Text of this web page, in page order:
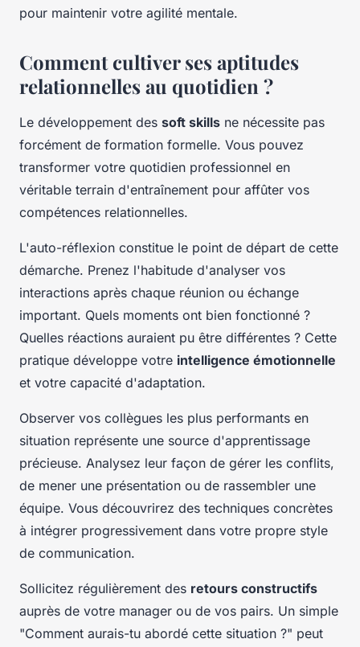
pour maintenir votre agilité mentale.
Comment cultiver ses aptitudes
relationnelles au quotidien ?
Le développement des soft skills ne nécessite pas
forcément de formation formelle. Vous pouvez
transformer votre quotidien professionnel en
véritable terrain d'entraînement pour affûter vos
compétences relationnelles.
L'auto-réflexion constitue le point de départ de cette
démarche. Prenez l'habitude d'analyser vos
interactions après chaque réunion ou échange
important. Quels moments ont bien fonctionné ?
Quelles réactions auraient pu être différentes ? Cette
pratique développe votre intelligence émotionnelle
et votre capacité d'adaptation.
Observer vos collègues les plus performants en
situation représente une source d'apprentissage
précieuse. Analysez leur façon de gérer les conflits,
de mener une présentation ou de rassembler une
équipe. Vous découvrirez des techniques concrètes
à intégrer progressivement dans votre propre style
de communication.
Sollicitez régulièrement des retours constructifs
auprès de votre manager ou de vos pairs. Un simple
"Comment aurais-tu abordé cette situation ?" peut